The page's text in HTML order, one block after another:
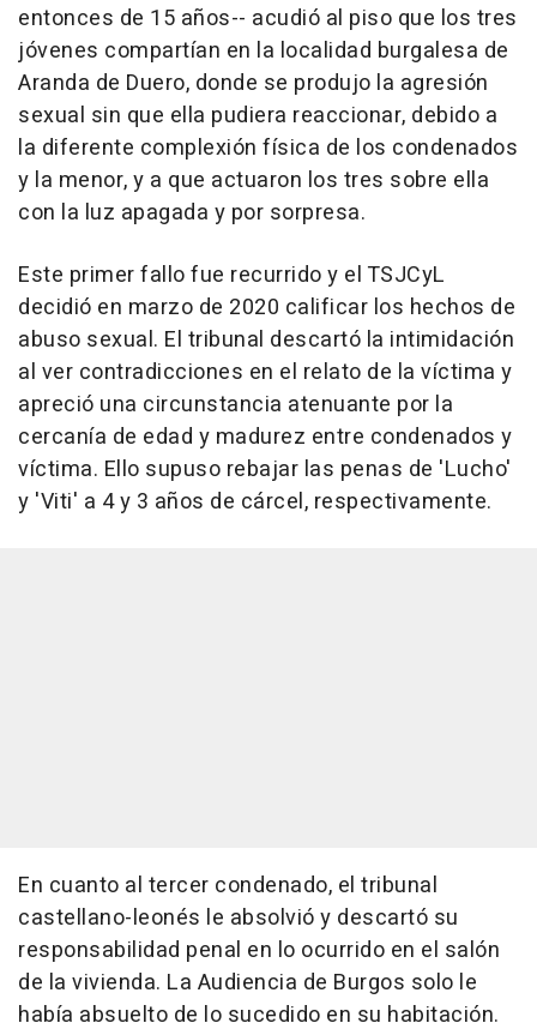
entonces de 15 años-- acudió al piso que los tres
jóvenes compartían en la localidad burgalesa de
Aranda de Duero, donde se produjo la agresión
sexual sin que ella pudiera reaccionar, debido a
la diferente complexión física de los condenados
y la menor, y a que actuaron los tres sobre ella
con la luz apagada y por sorpresa.
Este primer fallo fue recurrido y el TSJCyL
decidió en marzo de 2020 calificar los hechos de
abuso sexual. El tribunal descartó la intimidación
al ver contradicciones en el relato de la víctima y
apreció una circunstancia atenuante por la
cercanía de edad y madurez entre condenados y
víctima. Ello supuso rebajar las penas de 'Lucho'
y 'Viti' a 4 y 3 años de cárcel, respectivamente.
En cuanto al tercer condenado, el tribunal
castellano-leonés le absolvió y descartó su
responsabilidad penal en lo ocurrido en el salón
de la vivienda. La Audiencia de Burgos solo le
había absuelto de lo sucedido en su habitación.